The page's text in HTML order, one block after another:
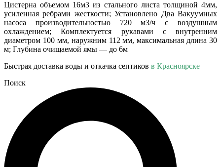
Цистерна объемом 16м3 из стального листа толщиной 4мм,
усиленная ребрами жесткости; Установлено Два Вакуумных
насоса производительностью 720 м3/ч с воздушным
охлаждением; Комплектуется рукавами с внутренним
диаметром 100 мм, наружним 112 мм, максимальная длина 30
м; Глубина очищаемой ямы — до 6м
Быстрая доставка воды и откачка септиков в Красноярске
Поиск